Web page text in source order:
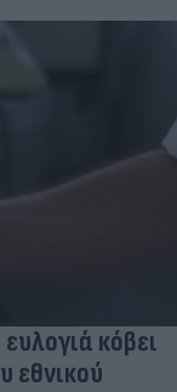
κόβει
εθνικού